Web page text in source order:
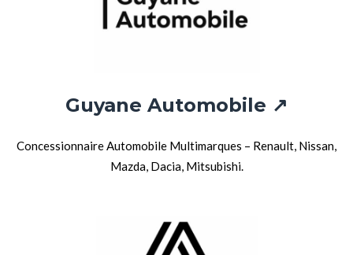
Guyane Automobile ↗
Concessionnaire Automobile Multimarques – Renault, Nissan,
Mazda, Dacia, Mitsubishi.